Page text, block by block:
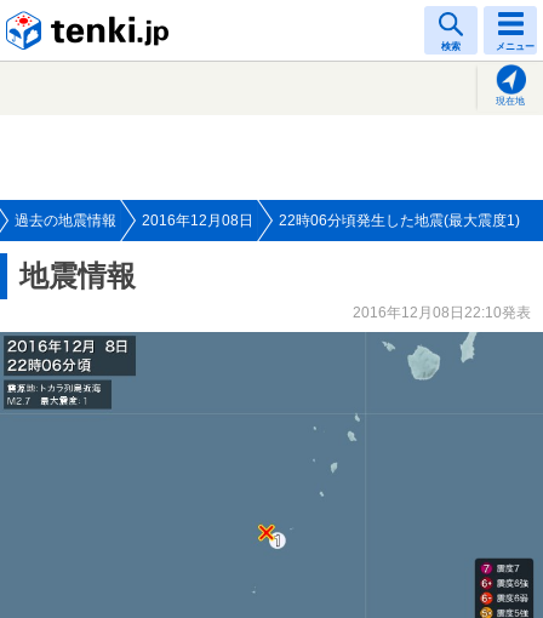
検索 メニュー
現在地
過去の地震情報 2016年12月08日 22時06分頃発生した地震(最大震度1)
地震情報
2016年12月08日22:10発表